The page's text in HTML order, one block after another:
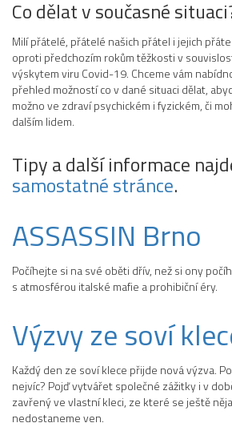
Co dělat v současné
Milí přátelé, přátelé našich přátel i jejich
oproti předchozím rokům těžkosti v
výskytem viru Covid-19. Chceme vám
přehled možností co v dané situaci dělat,
možno ve zdraví psychickém i fyzickém, či
dalším lidem.
Tipy a další informace
samostatné stránce.
ASSASSIN Brno
Počíhejte si na své oběti dřív, než si ony
s atmosférou italské mafie a prohibiční éry.
Výzvy ze soví
Každý den ze soví klece přijde nová výzva.
nejvíc? Pojď vytvářet společné zážitky i v
zavřený ve vlastní kleci, ze které se ještě
nedostaneme ven.